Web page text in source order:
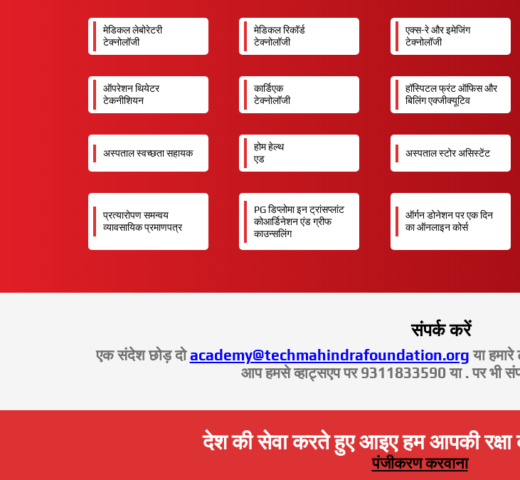
मेडिकल लेबोरेटरी
टेक्नोलॉजी
मेडिकल रिकॉर्ड
टेक्नोलॉजी
एक्स-रे और इमेजिंग
टेक्नोलॉजी
ऑपरेशन थियेटर
टेकनीशियन
कार्डिएक
टेक्नोलॉजी
हॉस्पिटल फ्रंट ऑफिस और
बिलिंग एक्जीक्यूटिव
अस्पताल स्वच्छता सहायक
होम हेल्थ
एड
अस्पताल स्टोर असिस्टेंट
प्रत्यारोपण समन्वय
व्यावसायिक प्रमाणपत्र
PG डिप्लोमा इन ट्रांसप्लांट
कोआर्डिनेशन एंड ग्रीफ
काउन्सलिंग
ऑर्गन डोनेशन पर एक दिन
का ऑनलाइन कोर्स
संपर्क करें
एक संदेश छोड़ दोacademy@techmahindrafoundation.org या
आप हमसे व्हाट्सएप पर 9311833590 या . पर भी
देश की सेवा करते हुए आइए हम आपकी
पंजीकरण करवाना